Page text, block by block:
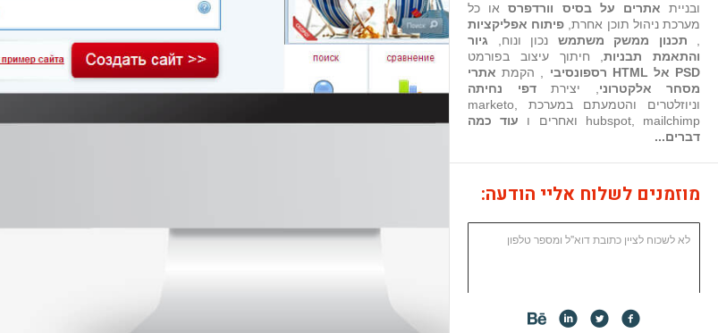
ובניית אתרים על בסיס וורדפרסאו כל
מערכת ניהול תוכן אחרת, פיתוח אפליקציות
תכנון ממשק משתמש נכון ונוח, גיור
והתאמת תבניות, חיתוך עיצוב בפורמט
PSD אל HTML רספונסיבי
, הקמת אתרי
מסחר אלקטרוני , יצירתדפי נחיתה
וניוזלטרים והטמעתם במערכת marketo,
hubspot, mailchimp ואחרים ו
עוד כמה
דברים...
מוזמנים לשלוח אליי הודעה: